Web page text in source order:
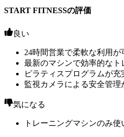
START FITNESSの評価
良い
24時間営業で柔軟な利用が
最新のマシンで効率的なト
ピラティスプログラムが充
監視カメラによる安全管理
気になる
トレーニングマシンのみ使